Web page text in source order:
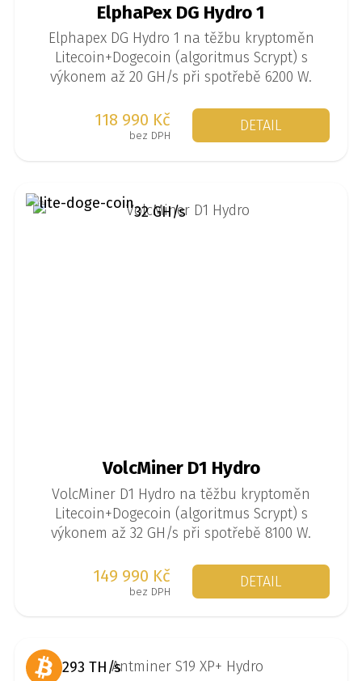
ElphaPex DG Hydro 1
Elphapex DG Hydro 1 na těžbu kryptoměn
Litecoin+Dogecoin (algoritmus Scrypt) s
výkonem až 20 GH/s při spotřebě 6200 W.
118 990 Kč
bez DPH
DETAIL
VolcMiner D1 Hydro
VolcMiner D1 Hydro na těžbu kryptoměn
Litecoin+Dogecoin (algoritmus Scrypt) s
výkonem až 32 GH/s při spotřebě 8100 W.
149 990 Kč
bez DPH
DETAIL
32 GH/s
293 TH/s